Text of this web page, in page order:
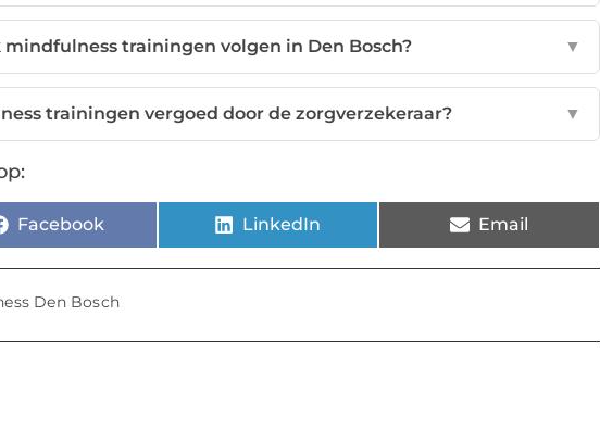
mindfulness trainingen volgen in Den Bosch? ▼
trainingen vergoed door de zorgverzekeraar? ▼
Facebook LinkedIn Email
Den Bosch